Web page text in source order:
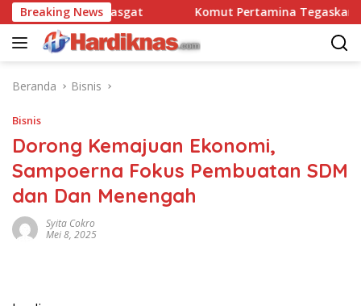
Langsung
ke
konten
Breaking News
90 Pasgat Komut Pertamina Tegaskan Tak
Beranda Bisnis
Bisnis
Dorong Kemajuan Ekonomi,
Sampoerna Fokus Pembuatan SDM
dan Dan Menengah
Syita Cokro
Mei 8, 2025